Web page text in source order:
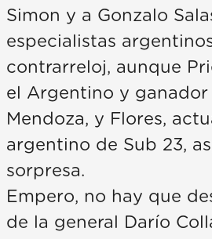
Simon y a Gonzalo
especialistas
contrarreloj, aunque
el Argentino y ganador
Mendoza, y Flores,
argentino de Sub 23,
sorpresa.
Empero, no hay que
de la general Darío